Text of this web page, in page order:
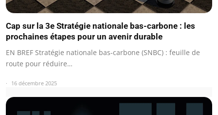
Cap sur la 3e Stratégie nationale bas-carbone : les
prochaines étapes pour un avenir durable
EN BREF Stratégie nationale bas-carbone (SNBC) : feuille de
route pour réduire…
16 décembre 2025